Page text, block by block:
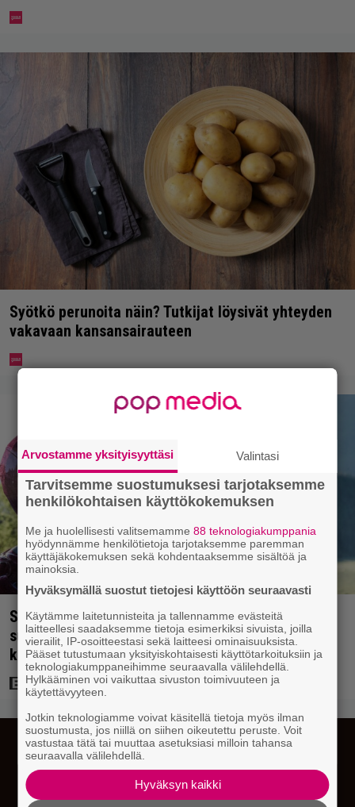
Syötkö perunoita näin? Tutkijat löysivät yhteyden
vakavaan kansansairauteen
Scifihetki: Ilmaiskatselussa 100 miljoonan dollarin
supersankarielokuva – sai Suomessa 4017
katsojaa
Arvostamme yksityisyyttäsi Valintasi
Tarvitsemme suostumuksesi tarjotaksemme
henkilökohtaisen käyttökokemuksen
Me ja huolellisesti valitsemamme88 teknologiakumppania
hyödynnämme henkilötietoja tarjotaksemme paremman
käyttäjäkokemuksen sekä kohdentaaksemme sisältöä ja
mainoksia.
Hyväksymällä suostut tietojesi käyttöön seuraavasti
Käytämme laitetunnisteita ja tallennamme evästeitä
laitteellesi saadaksemme tietoja esimerkiksi sivuista, joilla
vierailit, IP-osoitteestasi sekä laitteesi ominaisuuksista.
Pääset tutustumaan yksityiskohtaisesti käyttötarkoituksiin ja
teknologiakumppaneihimme seuraavalla välilehdellä.
Hylkääminen voi vaikuttaa sivuston toimivuuteen ja
käytettävyyteen.
Jotkin teknologiamme voivat käsitellä tietoja myös ilman
suostumusta, jos niillä on siihen oikeutettu peruste. Voit
vastustaa tätä tai muuttaa asetuksiasi milloin tahansa
seuraavalla välilehdellä.
Hyväksyn kaikki